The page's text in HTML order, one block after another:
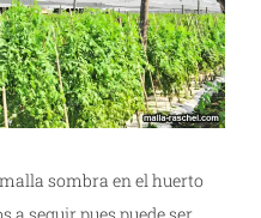
sombra en el huerto